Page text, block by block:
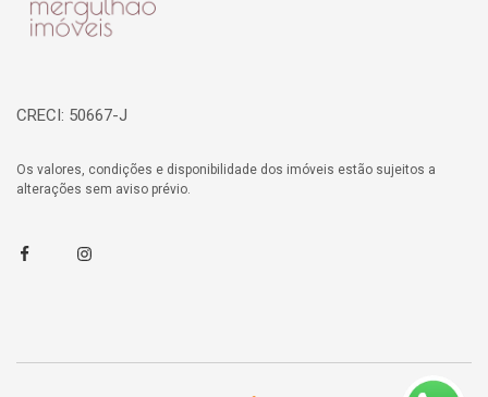
CRECI: 50667-J
Os valores, condições e disponibilidade dos imóveis estão sujeitos a
alterações sem aviso prévio.
FacebookInstagram